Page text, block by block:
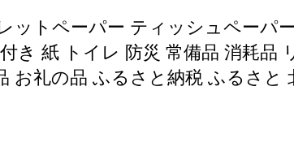
ットペーパー ティッシュペーパ
き 紙 トイレ 防災 常備品 消耗品
お礼の品 ふるさと納税 ふるさと